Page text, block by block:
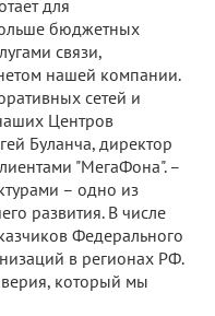
для
бюджетных
связи,
нашей компании.
сетей и
Центров
Буланча, директор
"МегаФона". –
– одно из
развития. В числе
Федерального
в регионах РФ.
который мы